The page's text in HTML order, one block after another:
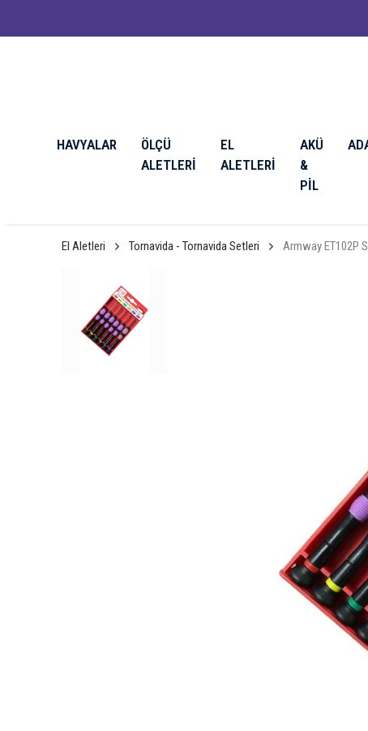
HAVYALAR
ÖLÇÜ
ALETLERİ
EL
ALETLERİ
AKÜ
&
PİL
El Aletleri Tornavida - Tornavida Setleri Armway ET102P